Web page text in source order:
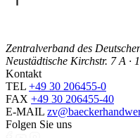
Zentralverband des
Neustädtische Kirchstr. 7 A ·
Kontakt
TEL +49 30 206455-0
FAX +49 30 206455-40
E-MAIL
Folgen Sie uns